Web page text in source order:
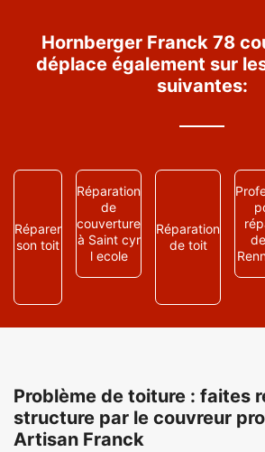
Hornberger Franck 78
déplace également sur
suivantes:
Réparer
son toit
Réparation
de
couverture
à Saint cyr
l ecole
Réparation
de toit
Problème de toiture : faites
structure par le couvreur
Artisan Franck